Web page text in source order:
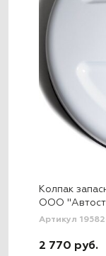
Колпак
ООО
Артикул
2 770 руб.